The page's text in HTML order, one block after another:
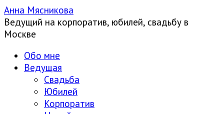
Анна Мясникова
Ведущий на корпоратив, юбилей, свадьбу в
Москве
Обо мне
Ведущая
Свадьба
Юбилей
Корпоратив